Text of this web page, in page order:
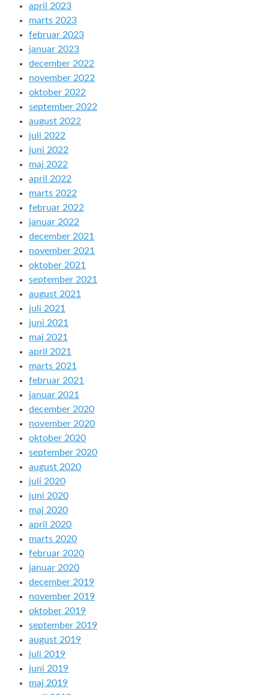
april 2023
marts 2023
februar 2023
januar 2023
december 2022
november 2022
oktober 2022
september 2022
august 2022
juli 2022
juni 2022
maj 2022
april 2022
marts 2022
februar 2022
januar 2022
december 2021
november 2021
oktober 2021
september 2021
august 2021
juli 2021
juni 2021
maj 2021
april 2021
marts 2021
februar 2021
januar 2021
december 2020
november 2020
oktober 2020
september 2020
august 2020
juli 2020
juni 2020
maj 2020
april 2020
marts 2020
februar 2020
januar 2020
december 2019
november 2019
oktober 2019
september 2019
august 2019
juli 2019
juni 2019
maj 2019